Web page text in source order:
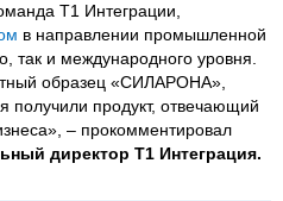
Т1 Интеграции,
в направлении промышленной
так и международного уровня.
образец «СИЛАРОНА»,
получили продукт, отвечающий
– прокомментировал
директор Т1 Интеграция.